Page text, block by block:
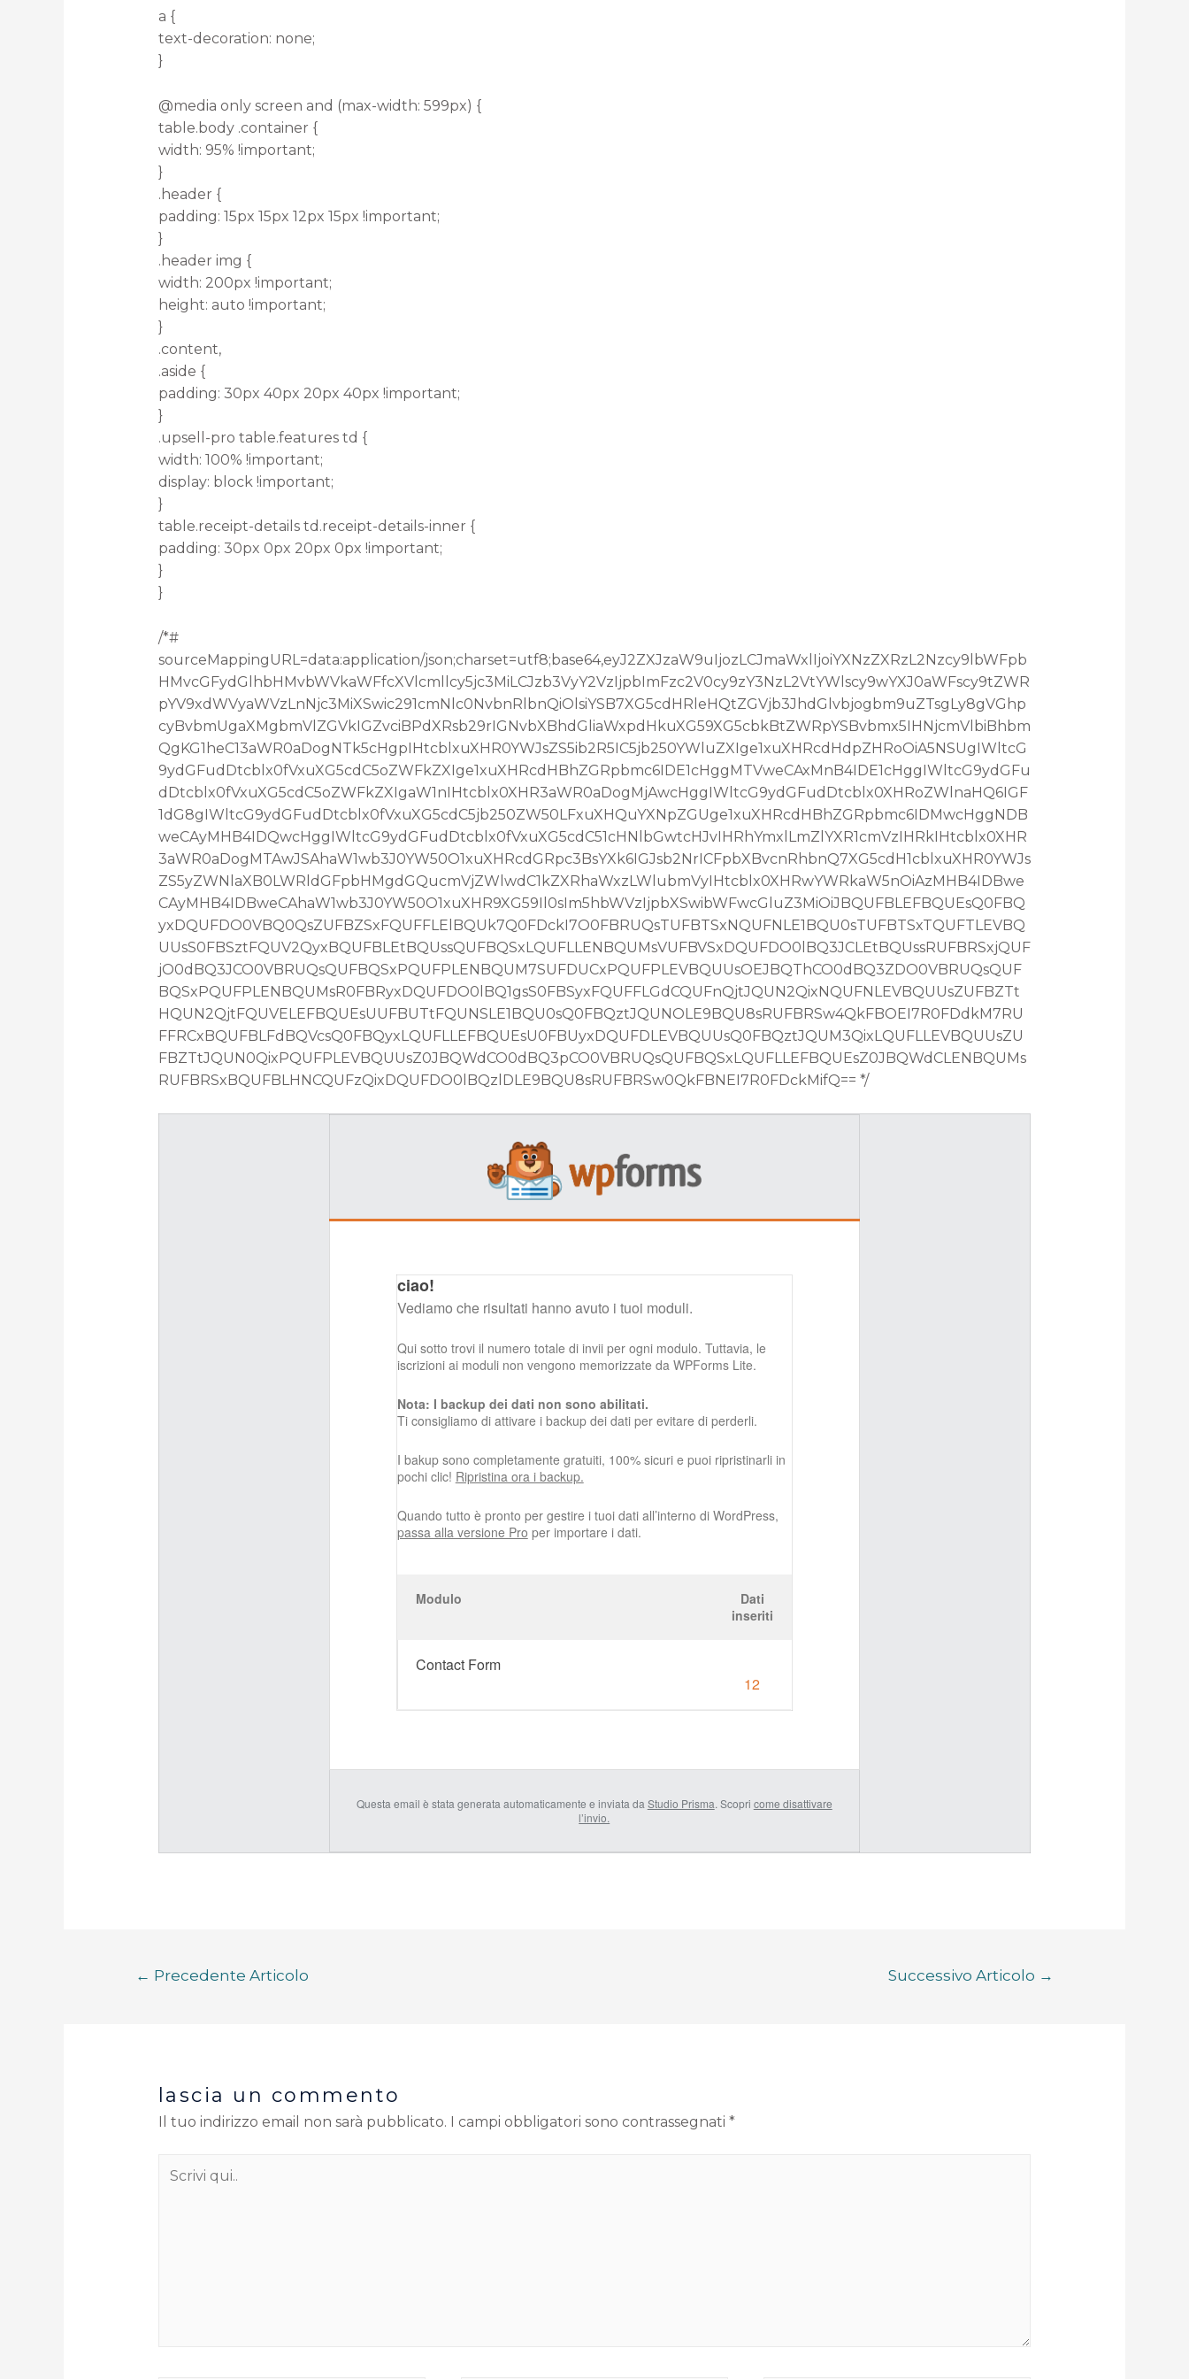
a {
text-decoration: none;
}
@media only screen and (max-width: 599px) {
table.body .container {
width: 95% !important;
}
.header {
padding: 15px 15px 12px 15px !important;
}
.header img {
width: 200px !important;
height: auto !important;
}
.content,
.aside {
padding: 30px 40px 20px 40px !important;
}
.upsell-pro table.features td {
width: 100% !important;
display: block !important;
}
table.receipt-details td.receipt-details-inner {
padding: 30px 0px 20px 0px !important;
}
}
/*#
sourceMappingURL=data:application/json;charset=utf8;base64,eyJ2ZXJzaW9uIjozLCJmaWxlIjoiYXNzZXRzL2Nzcy9lbWFpb
HMvcGFydGlhbHMvbWVkaWFfcXVlcmllcy5jc3MiLCJzb3VyY2VzIjpbImFzc2V0cy9zY3NzL2VtYWlscy9wYXJ0aWFscy9tZWR
pYV9xdWVyaWVzLnNjc3MiXSwic291cmNlc0NvbnRlbnQiOlsiYSB7XG5cdHRleHQtZGVjb3JhdGlvbjogbm9uZTsgLy8gVGhp
cyBvbmUgaXMgbmVlZGVkIGZvciBPdXRsb29rIGNvbXBhdGliaWxpdHkuXG59XG5cbkBtZWRpYSBvbmx5IHNjcmVlbiBhbm
QgKG1heC13aWR0aDogNTk5cHgpIHtcblxuXHR0YWJsZS5ib2R5IC5jb250YWluZXIge1xuXHRcdHdpZHRoOiA5NSUgIWltcG
9ydGFudDtcblx0fVxuXG5cdC5oZWFkZXIge1xuXHRcdHBhZGRpbmc6IDE1cHggMTVweCAxMnB4IDE1cHggIWltcG9ydGFu
dDtcblx0fVxuXG5cdC5oZWFkZXIgaW1nIHtcblx0XHR3aWR0aDogMjAwcHggIWltcG9ydGFudDtcblx0XHRoZWlnaHQ6IGF
1dG8gIWltcG9ydGFudDtcblx0fVxuXG5cdC5jb250ZW50LFxuXHQuYXNpZGUge1xuXHRcdHBhZGRpbmc6IDMwcHggNDB
weCAyMHB4IDQwcHggIWltcG9ydGFudDtcblx0fVxuXG5cdC51cHNlbGwtcHJvIHRhYmxlLmZlYXR1cmVzIHRkIHtcblx0XHR
3aWR0aDogMTAwJSAhaW1wb3J0YW50O1xuXHRcdGRpc3BsYXk6IGJsb2NrICFpbXBvcnRhbnQ7XG5cdH1cblxuXHR0YWJs
ZS5yZWNlaXB0LWRldGFpbHMgdGQucmVjZWlwdC1kZXRhaWxzLWlubmVyIHtcblx0XHRwYWRkaW5nOiAzMHB4IDBwe
CAyMHB4IDBweCAhaW1wb3J0YW50O1xuXHR9XG59Il0sIm5hbWVzIjpbXSwibWFwcGluZ3MiOiJBQUFBLEFBQUEsQ0FBQ
yxDQUFDO0VBQ0QsZUFBZSxFQUFFLElBQUk7Q0FDckI7O0FBRUQsTUFBTSxNQUFNLE1BQU0sTUFBTSxTQUFTLEVBQ
UUsS0FBSztFQUV2QyxBQUFBLEtBQUssQUFBQSxLQUFLLENBQUMsVUFBVSxDQUFDO0lBQ3JCLEtBQUssRUFBRSxjQUF
jO0dBQ3JCO0VBRUQsQUFBQSxPQUFPLENBQUM7SUFDUCxPQUFPLEVBQUUsOEJBQThCO0dBQ3ZDO0VBRUQsQUF
BQSxPQUFPLENBQUMsR0FBRyxDQUFDO0lBQ1gsS0FBSyxFQUFFLGdCQUFnQjtJQUN2QixNQUFNLEVBQUUsZUFBZTt
HQUN2QjtFQUVELEFBQUEsUUFBUTtFQUNSLE1BQU0sQ0FBQztJQUNOLE9BQU8sRUFBRSw4QkFBOEI7R0FDdkM7RU
FFRCxBQUFBLFdBQVcsQ0FBQyxLQUFLLEFBQUEsU0FBUyxDQUFDLEVBQUUsQ0FBQztJQUM3QixLQUFLLEVBQUUsZU
FBZTtJQUN0QixPQUFPLEVBQUUsZ0JBQWdCO0dBQ3pCO0VBRUQsQUFBQSxLQUFLLEFBQUEsZ0JBQWdCLENBQUMs
RUFBRSxBQUFBLHNCQUFzQixDQUFDO0lBQzlDLE9BQU8sRUFBRSw0QkFBNEI7R0FDckMifQ== */
ciao!
Vediamo che risultati hanno avuto i tuoi moduli.
Qui sotto trovi il numero totale di invii per ogni modulo. Tuttavia, le
iscrizioni ai moduli non vengono memorizzate da WPForms Lite.
Nota: I backup dei dati non sono abilitati.
Ti consigliamo di attivare i backup dei dati per evitare di perderli.
I bakup sono completamente gratuiti, 100% sicuri e puoi ripristinarli in
pochi clic! Ripristina ora i backup.
Quando tutto è pronto per gestire i tuoi dati all’interno di WordPress,
passa alla versione Pro per importare i dati.
Modulo
Dati
inseriti
Contact Form
12
Questa email è stata generata automaticamente e inviata da Studio Prisma. Scopri come disattivare
l’invio.
← Precedente Articolo Successivo Articolo →
lascia un commento
Il tuo indirizzo email non sarà pubblicato. I campi obbligatori sono contrassegnati *